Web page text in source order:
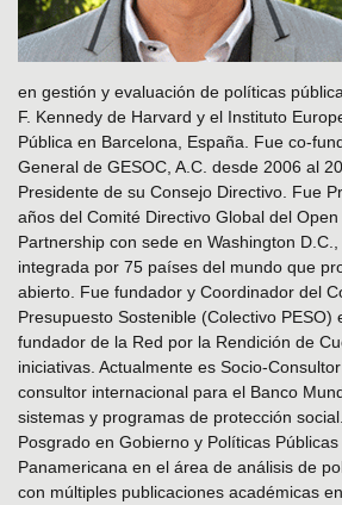
en gestión y evaluación de políticas
F. Kennedy de Harvard y el Instituto
Pública en Barcelona, España. Fue co-
General de GESOC, A.C. desde 2006 al
Presidente de su Consejo Directivo. Fue
años del Comité Directivo Global del
Partnership con sede en Washington
integrada por 75 países del mundo que
abierto. Fue fundador y Coordinador del
Presupuesto Sostenible (Colectivo PESO)
fundador de la Red por la Rendición de
iniciativas. Actualmente es Socio-
consultor internacional para el Banco
sistemas y programas de protección
Posgrado en Gobierno y Políticas
Panamericana en el área de análisis de
con múltiples publicaciones académicas